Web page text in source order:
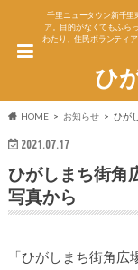
千里ニュータウン新千里
ア。目的がなくてもふら
わたり、住民ボランティ
ひ
HOME お知らせ ひが
2021.07.17
ひがしまち街角
写真から
「ひがしまち街角